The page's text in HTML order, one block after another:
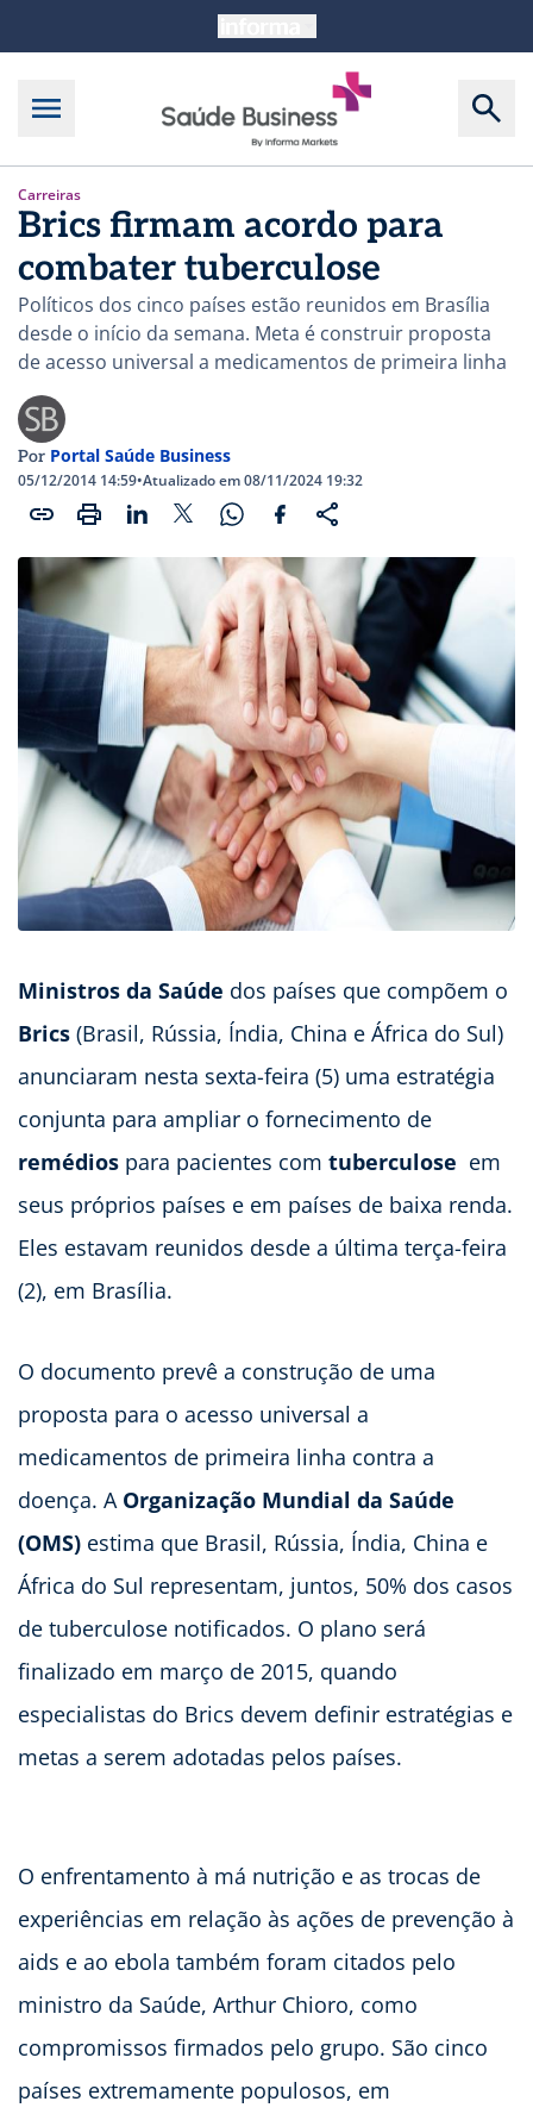
Carreiras
Brics firmam acordo para
combater tuberculose
Políticos dos cinco países estão reunidos em Brasília
desde o início da semana. Meta é construir proposta
de acesso universal a medicamentos de primeira linha
Por Portal Saúde Business
05/12/2014 14:59•Atualizado em 08/11/2024 19:32
Ministros da Saúde dos países que compõem o
Brics (Brasil, Rússia, Índia, China e África do Sul)
anunciaram nesta sexta-feira (5) uma estratégia
conjunta para ampliar o fornecimento de
remédios para pacientes com tuberculose  em
seus próprios países e em países de baixa renda.
Eles estavam reunidos desde a última terça-feira
(2), em Brasília.
O documento prevê a construção de uma
proposta para o acesso universal a
medicamentos de primeira linha contra a
doença. A Organização Mundial da Saúde
(OMS) estima que Brasil, Rússia, Índia, China e
África do Sul representam, juntos, 50% dos casos
de tuberculose notificados. O plano será
finalizado em março de 2015, quando
especialistas do Brics devem definir estratégias e
metas a serem adotadas pelos países.
O enfrentamento à má nutrição e as trocas de
experiências em relação às ações de prevenção à
aids e ao ebola também foram citados pelo
ministro da Saúde, Arthur Chioro, como
compromissos firmados pelo grupo. São cinco
países extremamente populosos, em